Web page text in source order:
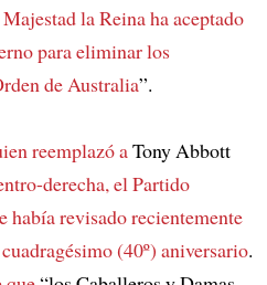
la Reina ha aceptado
para eliminarlos
de Australia”.
reemplazó aTony Abbott
derecha, el Partido
había revisado recientemente
(40º) aniversario.